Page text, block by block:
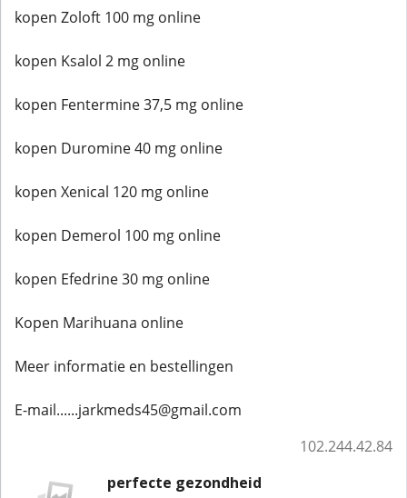
kopen Zoloft 100 mg online
kopen Ksalol 2 mg online
kopen Fentermine 37,5 mg online
kopen Duromine 40 mg online
kopen Xenical 120 mg online
kopen Demerol 100 mg online
kopen Efedrine 30 mg online
Kopen Marihuana online
Meer informatie en bestellingen
E-mail......jarkmeds45@gmail.com
102.244.42.84
perfecte gezondheid